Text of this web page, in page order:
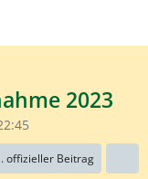
2023
offizieller Beitrag